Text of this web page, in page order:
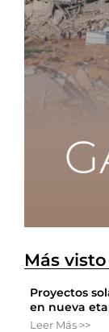
Más visto
Proyectos
en nueva
Leer Más >>